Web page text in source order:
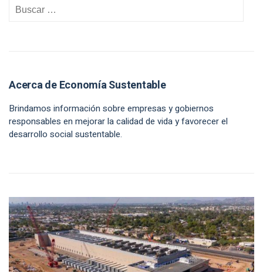
Acerca de Economía Sustentable
Brindamos información sobre empresas y gobiernos
responsables en mejorar la calidad de vida y favorecer el
desarrollo social sustentable.